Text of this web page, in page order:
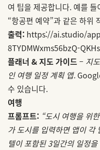
여 팁을 제공합니다. 예를
“항공편 예약”과 같은 하위
출력: https://ai.studio/
8TYDMWxms56bzQ-
플래너 & 지도 가이드 – 지
인 여행 일정 계획 앱.
수 있습니다.
여행
프롬프트: “도시 여행을 위
가 도시를 입력하면 앱이 각
텔이 포함된 3일간의 일정